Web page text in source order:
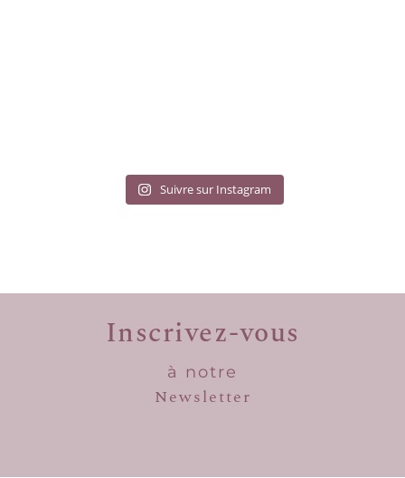
Suivre sur Instagram
Inscrivez-vous
à notre
Newsletter